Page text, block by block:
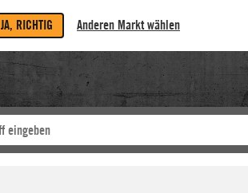
JA, RICHTIG Anderen Markt wählen